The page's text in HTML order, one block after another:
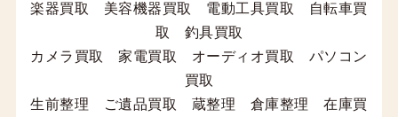
楽器買取 美容機器買取 電動工具買取 自転車買
取 釣具買取
カメラ買取 家電買取 オーディオ買取 パソコン
買取
生前整理 ご遺品買取 蔵整理 倉庫整理 在庫買